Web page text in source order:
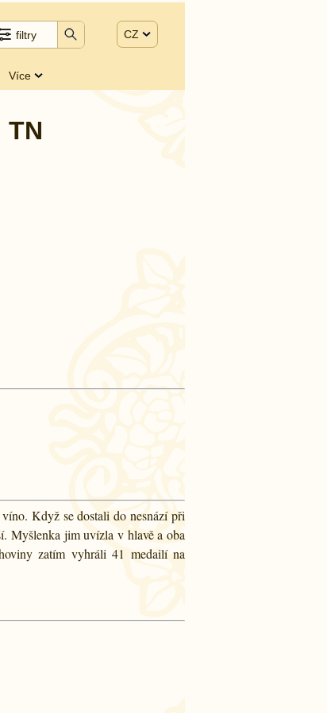
filtry CZ
Více
Když se dostali do nesnází při
Myšlenka jim uvízla v hlavě a oba
zatím vyhráli 41 medailí na